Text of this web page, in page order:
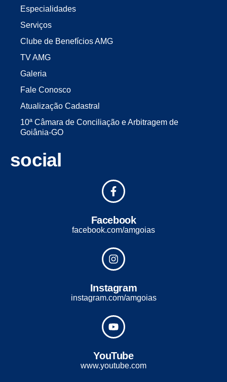
Especialidades
Serviços
Clube de Benefícios AMG
TV AMG
Galeria
Fale Conosco
Atualização Cadastral
10ª Câmara de Conciliação e Arbitragem de
Goiânia-GO
social
Facebook
facebook.com/amgoias
Instagram
instagram.com/amgoias
YouTube
www.youtube.com